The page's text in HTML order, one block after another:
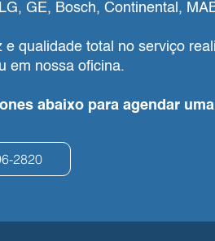
GE, Bosch, Continental,
qualidade total no serviço
em nossa oficina.
abaixo para agendar
2820